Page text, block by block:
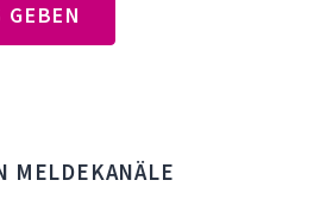
MELDEKANÄLE